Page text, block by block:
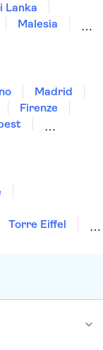
Lanka
Malesia
Madrid
Firenze
Torre Eiffel